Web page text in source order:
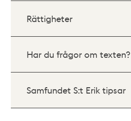
Rättigheter
Har du frågor om texten?
Samfundet S:t Erik tipsar